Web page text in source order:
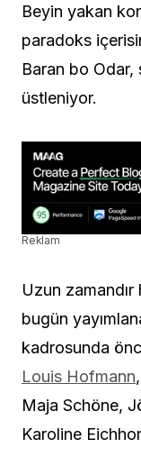
Beyin yakan
paradoks
Baran bo Odar,
üstleniyor.
Reklam
Uzun
bugün
kadrosunda
Louis Hofmann,
Maja Schöne,
Karoline